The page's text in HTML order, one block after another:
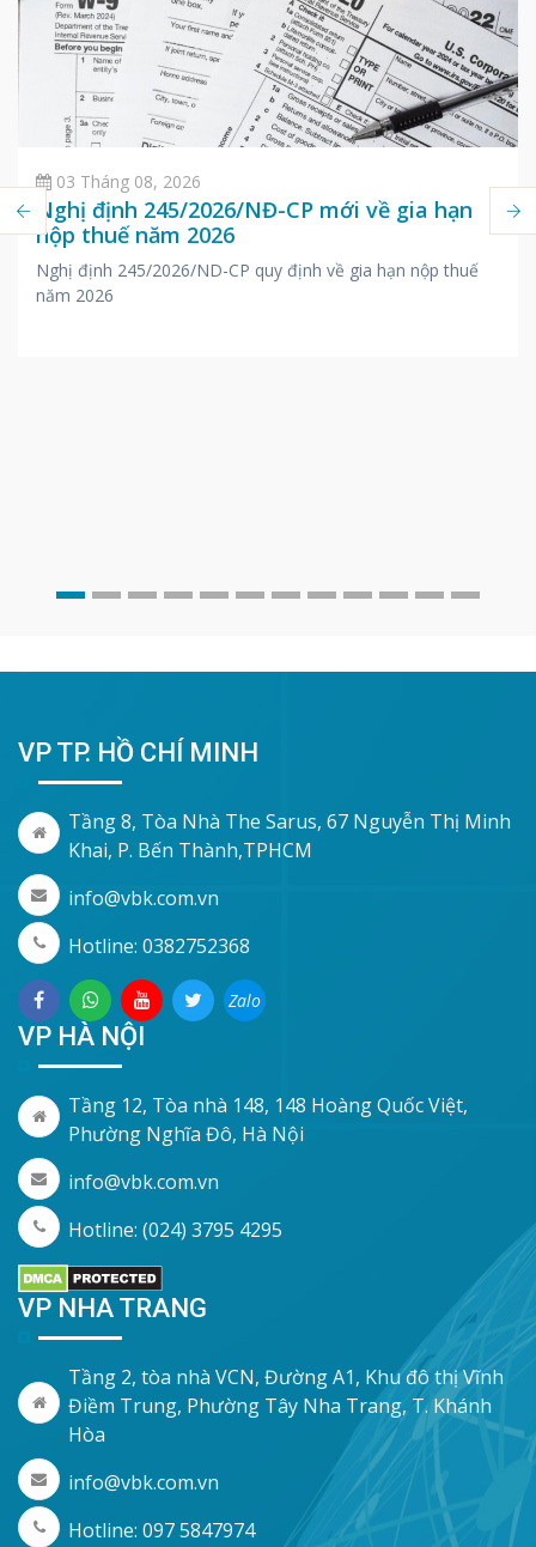
03 Tháng 08, 2026
Nghị định 245/2026/NĐ-CP mới về gia hạn
nộp thuế năm 2026
Nghị định 245/2026/ND-CP quy định về gia hạn nộp thuế
năm 2026
VP TP. HỒ CHÍ MINH
Tầng 8, Tòa Nhà The Sarus, 67 Nguyễn Thị Minh
Khai, P. Bến Thành,TPHCM
info@vbk.com.vn
Hotline: 0382752368
Zalo
VP HÀ NỘI
Tầng 12, Tòa nhà 148, 148 Hoàng Quốc Việt,
Phường Nghĩa Đô, Hà Nội
info@vbk.com.vn
Hotline: (024) 3795 4295
VP NHA TRANG
Tầng 2, tòa nhà VCN, Đường A1, Khu đô thị Vĩnh
Điềm Trung, Phường Tây Nha Trang, T. Khánh
Hòa
info@vbk.com.vn
Hotline: 097 5847974